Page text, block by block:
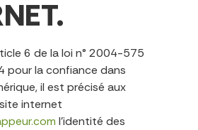
6 de la loi n° 2004-575
pour la confiance dans
il est précisé aux
internet
l’identité des